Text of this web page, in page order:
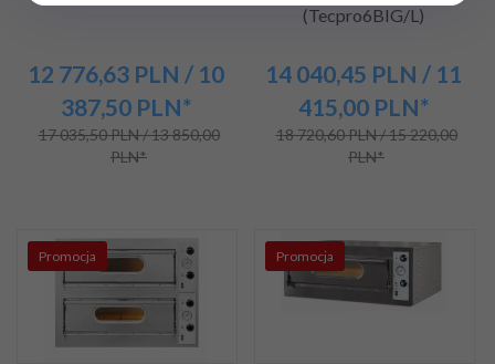
12 776,63 PLN / 10
387,50 PLN*
17 035,50 PLN / 13 850,00
PLN*
(Tecpro6BIG/L)
14 040,45 PLN / 11
415,00 PLN*
18 720,60 PLN / 15 220,00
PLN*
Promocja Promocja